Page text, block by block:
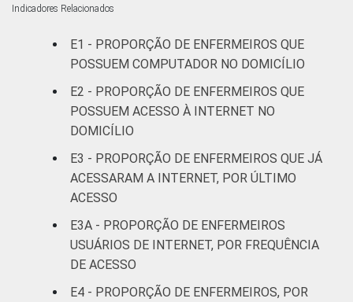
50 leitos)
FAIXA ETÁRIA
Até 30
26
anos
34
mais
Capital
Interior 27
Indicadores Relacionados
E1 - PROPORÇÃO DE ENFERMEIROS QUE
POSSUEM COMPUTADOR NO DOMICÍLIO
E2 - PROPORÇÃO DE ENFERMEIROS QUE
POSSUEM ACESSO À INTERNET NO
DOMICÍLIO
E3 - PROPORÇÃO DE ENFERMEIROS QUE JÁ
ACESSARAM A INTERNET, POR ÚLTIMO
ACESSO
E3A - PROPORÇÃO DE ENFERMEIROS
USUÁRIOS DE INTERNET, POR FREQUÊNCIA
DE ACESSO
E4 - PROPORÇÃO DE ENFERMEIROS, POR